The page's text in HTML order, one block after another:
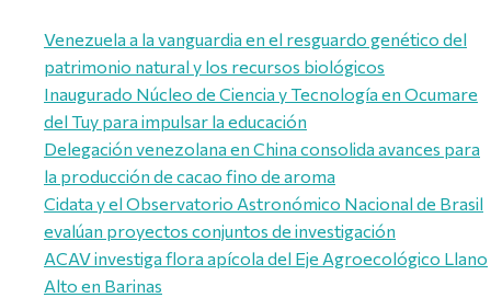
Venezuela a la vanguardia en el resguardo genético del
patrimonio natural y los recursos biológicos
Inaugurado Núcleo de Ciencia y Tecnología en Ocumare
del Tuy para impulsar la educación
Delegación venezolana en China consolida avances para
la producción de cacao fino de aroma
Cidata y el Observatorio Astronómico Nacional de Brasil
evalúan proyectos conjuntos de investigación
ACAV investiga flora apícola del Eje Agroecológico Llano
Alto en Barinas